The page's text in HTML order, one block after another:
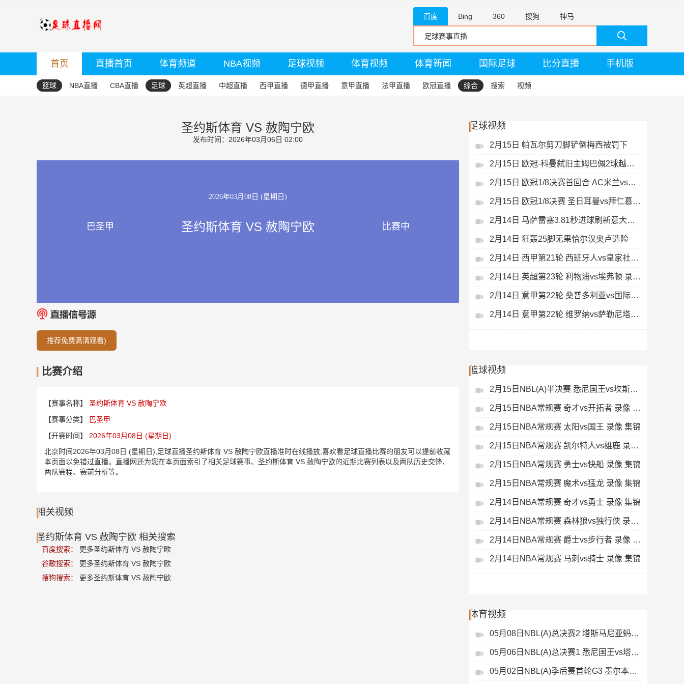
百度 Bing 360 搜狗 神马
首页 直播首页 体育频道 NBA视频 足球视频 体育视频 体育新闻 国际足球 比分直播 手机版
篮球 NBA直播 CBA直播 足球 英超直播 中超直播 西甲直播 德甲直播 意甲直播 法甲直播 欧冠直播 综合 搜索 视频
圣约斯体育 VS 赦陶宁欧
发布时间：2026年03月06日 02:00
2026年03月08日 (星期日)
巴圣甲 圣约斯体育 VS 赦陶宁欧 比赛中
推荐免费高清观看)
比赛介绍
【赛事名称】
圣约斯体育 VS 赦陶宁欧
【赛事分类】
巴圣甲
【开赛时间】
2026年03月08日 (星期日)
北京时间2026年03月08日 (星期日),足球直播圣约斯体育 VS 赦陶宁欧直播准时在线播放,喜欢看足球直播比赛的朋友可以提前收藏
本页面以免错过直播。直播网还为您在本页面索引了相关足球赛事、圣约斯体育 VS 赦陶宁欧的近期比赛列表以及两队历史交锋、
两队赛程、赛前分析等。
相关视频
圣约斯体育 VS 赦陶宁欧 相关搜索
百度搜索：
更多圣约斯体育 VS 赦陶宁欧
谷歌搜索：
更多圣约斯体育 VS 赦陶宁欧
搜狗搜索：
更多圣约斯体育 VS 赦陶宁欧
足球视频
2月15日 帕瓦尔剪刀脚铲倒梅西被罚下
2月15日 欧冠-科曼弑旧主姆巴佩2球越位无效
2月15日 欧冠1/8决赛首回合 AC米兰vs热刺 录像 集锦
2月15日 欧冠1/8决赛 圣日耳曼vs拜仁慕尼黑 录像 集锦
2月14日 马萨雷塞3.81秒进球刷新意大利历史
2月14日 狂轰25脚无果恰尔汉奥卢造险
2月14日 西甲第21轮 西班牙人vs皇家社会 录像 集锦
2月14日 英超第23轮 利物浦vs埃弗顿 录像 集锦
2月14日 意甲第22轮 桑普多利亚vs国际米兰 录像 集锦
2月14日 意甲第22轮 维罗纳vs萨勒尼塔纳 录像 集锦
篮球视频
2月15日NBL(A)半决赛 悉尼国王vs坎斯大班 录像 集锦
2月15日NBA常规赛 奇才vs开拓者 录像 集锦
2月15日NBA常规赛 太阳vs国王 录像 集锦
2月15日NBA常规赛 凯尔特人vs雄鹿 录像 集锦
2月15日NBA常规赛 勇士vs快船 录像 集锦
2月15日NBA常规赛 魔术vs猛龙 录像 集锦
2月14日NBA常规赛 奇才vs勇士 录像 集锦
2月14日NBA常规赛 森林狼vs独行侠 录像 集锦
2月14日NBA常规赛 爵士vs步行者 录像 集锦
2月14日NBA常规赛 马刺vs骑士 录像 集锦
体育视频
05月08日NBL(A)总决赛2 塔斯马尼亚蚂蚁vs悉尼国王 录像
05月06日NBL(A)总决赛1 悉尼国王vs塔斯马尼亚蚂蚁 全场录像
05月02日NBL(A)季后赛首轮G3 墨尔本联 - 塔斯马尼亚蚂蚁 录像集锦